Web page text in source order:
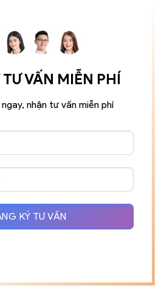
VẤN MIỄN PHÍ
nhận tư vấn miễn phí
KÝ TƯ VẤN